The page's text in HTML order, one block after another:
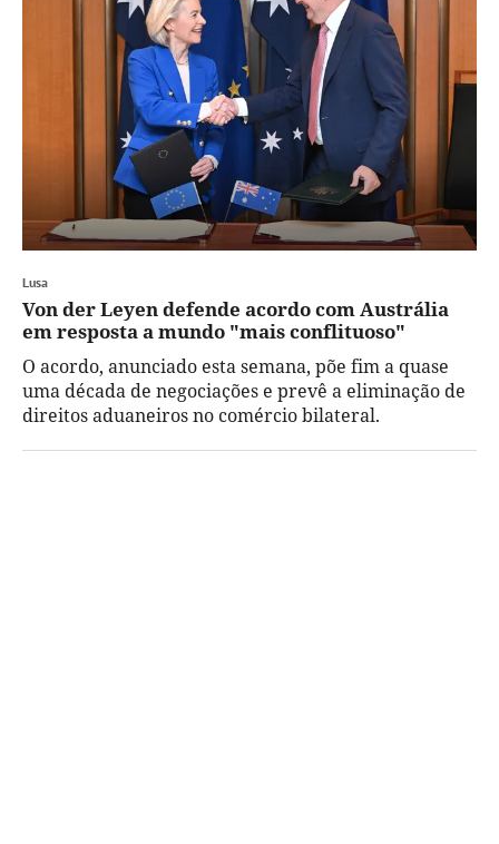
Lusa
Von der Leyen defende acordo com Austrália
em resposta a mundo "mais conflituoso"
O acordo, anunciado esta semana, põe fim a quase
uma década de negociações e prevê a eliminação de
direitos aduaneiros no comércio bilateral.